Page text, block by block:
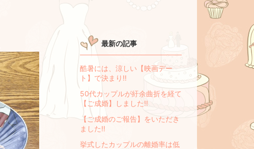
最新の記事
酷暑には、涼しい【映画デー
ト】で決まり‼
50代カップルが紆余曲折を経て
【ご成婚】しました‼
【ご成婚のご報告】をいただき
ました‼
挙式したカップルの離婚率は低